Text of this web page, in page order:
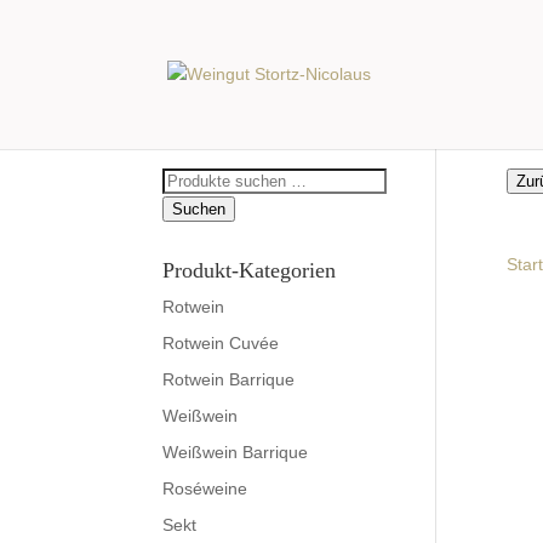
Start
Suchen
nach:
Suchen
Produkt-Kategorien
Rotwein
Rotwein Cuvée
Rotwein Barrique
Weißwein
Weißwein Barrique
Roséweine
Sekt